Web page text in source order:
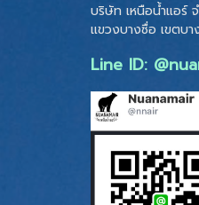
บริษัท เหนือน้ำแอร์
แขวงบางซื่อ เขตบา
Line ID: